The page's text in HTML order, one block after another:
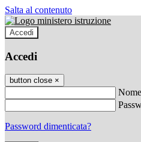
Salta al contenuto
Accedi
Accedi
button close ×
Password dimenticata?